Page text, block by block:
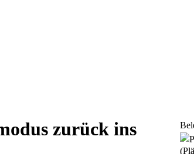
zurück ins